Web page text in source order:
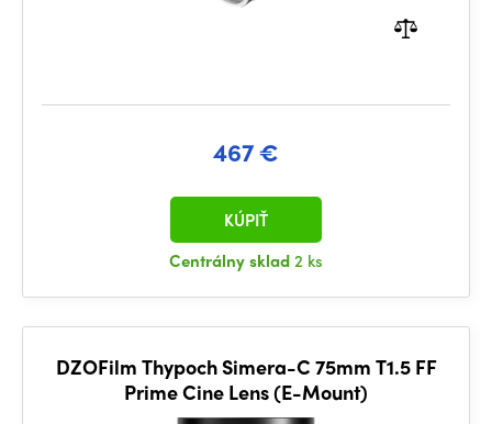
467 €
Centrálny sklad2 ks
KÚPIŤ
DZOFilm Thypoch Simera-C 75mm T1.5 FF
Prime Cine Lens (E-Mount)